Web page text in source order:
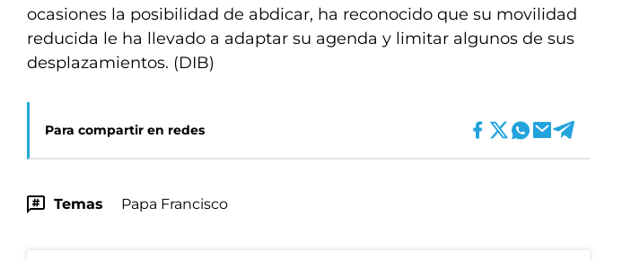
ocasiones la posibilidad de abdicar, ha reconocido que su movilidad
reducida le ha llevado a adaptar su agenda y limitar algunos de sus
desplazamientos. (DIB)
Para compartir en redes
Temas Papa Francisco